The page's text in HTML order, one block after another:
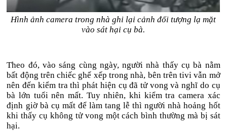
Hình ảnh camera trong nhà ghi lại cảnh đối tượng lạ mặt
vào sát hại cụ bà.
Theo đó, vào sáng cùng ngày, người nhà thấy cụ bà nằm
bất động trên chiếc ghế xếp trong nhà, bên trên tivi vẫn mở
nên đến kiểm tra thì phát hiện cụ đã tử vong và nghĩ do cụ
bà lớn tuổi nên mất. Tuy nhiên, khi kiểm tra camera xác
định giờ bà cụ mất để làm tang lễ thì người nhà hoảng hốt
khi thấy cụ không tử vong một cách bình thường mà bị sát
hại.